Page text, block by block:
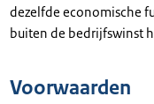
dezelfde economische
buiten de bedrijfswinst
Voorwaarden